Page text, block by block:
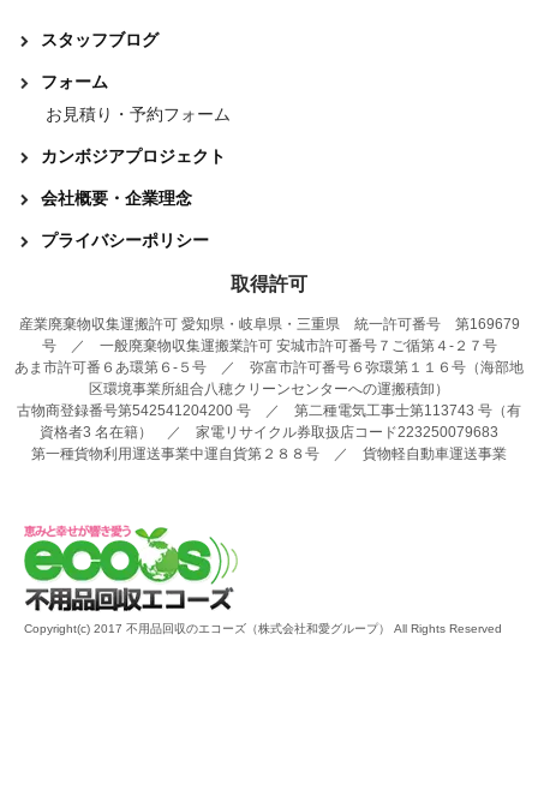
スタッフブログ
フォーム
お見積り・予約フォーム
カンボジアプロジェクト
会社概要・企業理念
プライバシーポリシー
取得許可
産業廃棄物収集運搬許可 愛知県・岐阜県・三重県 統一許可番号 第169679
号 ／ 一般廃棄物収集運搬業許可 安城市許可番号７ご循第４-２７号
あま市許可番６あ環第６-５号 ／ 弥富市許可番号６弥環第１１６号（海部地
区環境事業所組合八穂クリーンセンターへの運搬積卸）
古物商登録番号第542541204200 号 ／ 第二種電気工事士第113743 号（有
資格者3 名在籍） ／ 家電リサイクル券取扱店コード223250079683
第一種貨物利用運送事業中運自貨第２８８号 ／ 貨物軽自動車運送事業
Copyright(c) 2017 不用品回収のエコーズ（株式会社和愛グループ） All Rights Reserved